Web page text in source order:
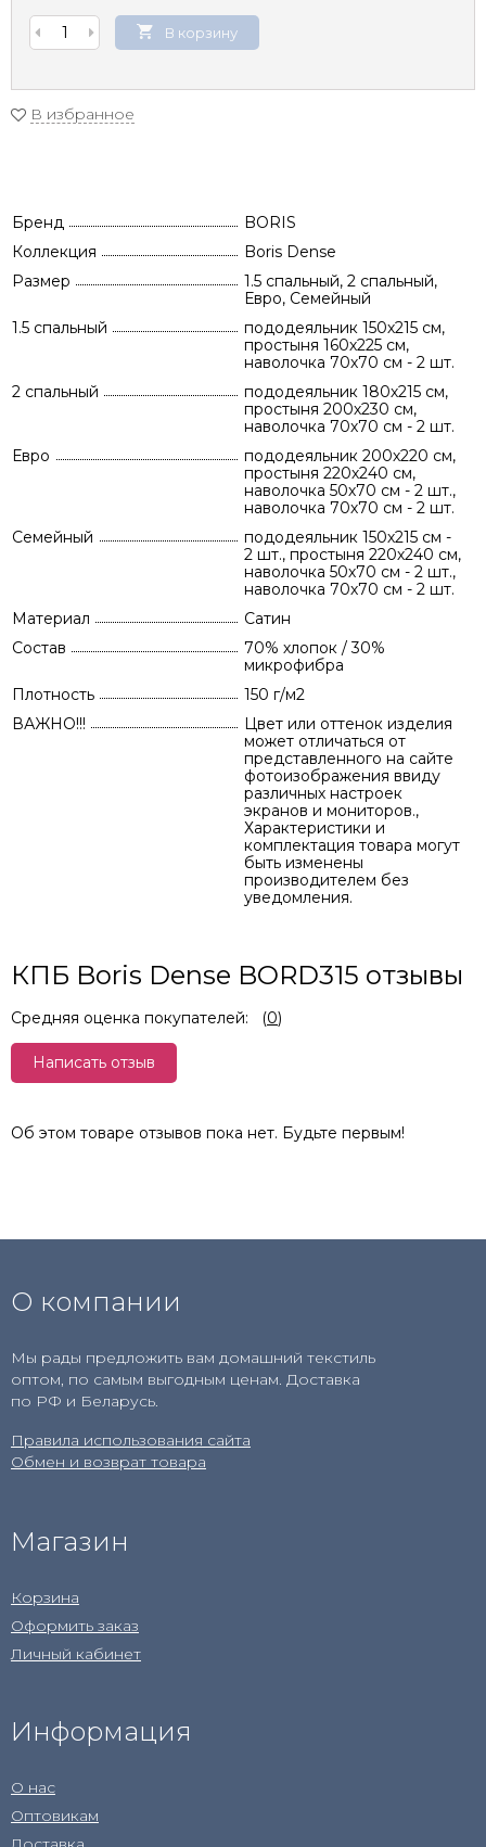
В корзину
В избранное
Бренд
BORIS
Коллекция
Boris Dense
Размер
1.5 спальный, 2 спальный,
Евро, Семейный
1.5 спальный
пододеяльник 150х215 см,
простыня 160х225 см,
наволочка 70х70 см - 2 шт.
2 спальный
пододеяльник 180х215 см,
простыня 200х230 см,
наволочка 70х70 см - 2 шт.
Евро
пододеяльник 200х220 см,
простыня 220х240 см,
наволочка 50х70 см - 2 шт.,
наволочка 70х70 см - 2 шт.
Семейный
пододеяльник 150х215 см -
2 шт., простыня 220х240 см,
наволочка 50х70 см - 2 шт.,
наволочка 70х70 см - 2 шт.
Материал
Сатин
Состав
70% хлопок / 30%
микрофибра
Плотность
150 г/м2
ВАЖНО!!!
Цвет или оттенок изделия
может отличаться от
представленного на сайте
фотоизображения ввиду
различных настроек
экранов и мониторов.,
Характеристики и
комплектация товара могут
быть изменены
производителем без
уведомления.
КПБ Boris Dense BORD315 отзывы
Средняя оценка покупателей: (0)
Написать отзыв
Об этом товаре отзывов пока нет. Будьте первым!
О компании
Мы рады предложить вам домашний текстиль
оптом, по самым выгодным ценам. Доставка
по РФ и Беларусь.
Правила использования сайта
Обмен и возврат товара
Магазин
Корзина
Оформить заказ
Личный кабинет
Информация
О нас
Оптовикам